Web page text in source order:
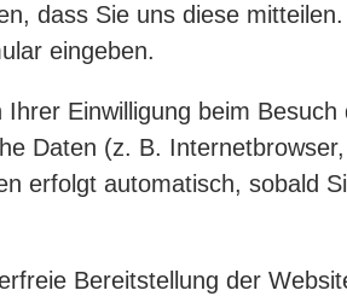
dass Sie uns diese
eingeben.
Einwilligung beim
Daten (z. B.
erfolgt automatisch, sobald
Bereitstellung der